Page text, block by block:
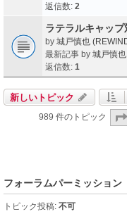
返信数: 2
ラテラルキャップ
by 城戸慎也
最新記事 by 城戸慎
返信数: 1
新しいトピック
989 件のトピック
フォーラムパーミッション
トピック投稿: 不可